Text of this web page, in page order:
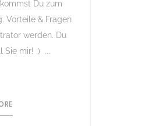
Du zum
Vorteile & Fragen
werden. Du
Sie mir! :) ...